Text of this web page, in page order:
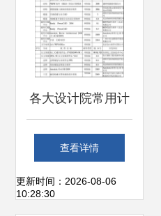
各大设计院常用计
算机应用软件清单
——助力高精度设
查看详情
更新时间：2026-08-06
10:28:30